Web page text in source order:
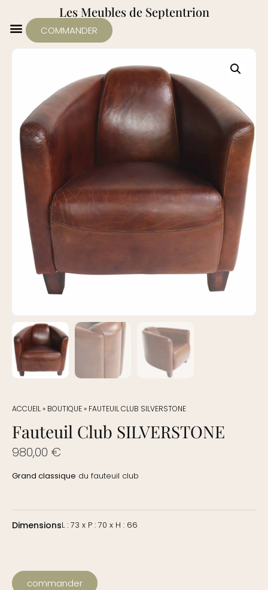
Les Meubles de Septentrion
COMMANDER
ACCUEIL» BOUTIQUE» FAUTEUIL CLUB SILVERSTONE
Fauteuil Club SILVERSTONE
980,00 €
Grand classique du fauteuil club
DimensionsL : 73 x P : 70 x H : 66
commander